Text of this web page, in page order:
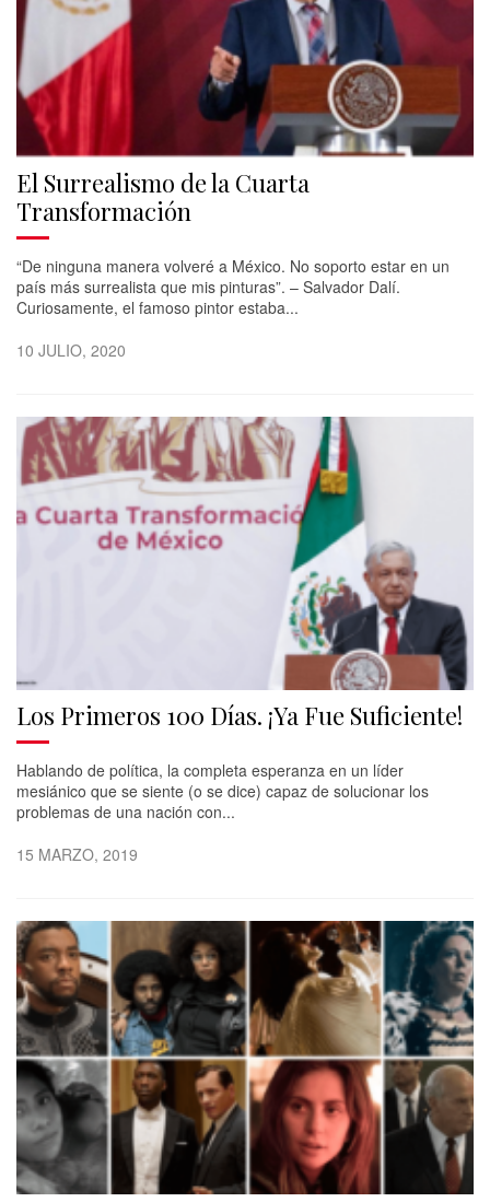
El Surrealismo de la Cuarta
Transformación
“De ninguna manera volveré a México. No soporto estar en un
país más surrealista que mis pinturas”. – Salvador Dalí.
Curiosamente, el famoso pintor estaba...
10 JULIO, 2020
Los Primeros 100 Días. ¡Ya Fue Suficiente!
Hablando de política, la completa esperanza en un líder
mesiánico que se siente (o se dice) capaz de solucionar los
problemas de una nación con...
15 MARZO, 2019